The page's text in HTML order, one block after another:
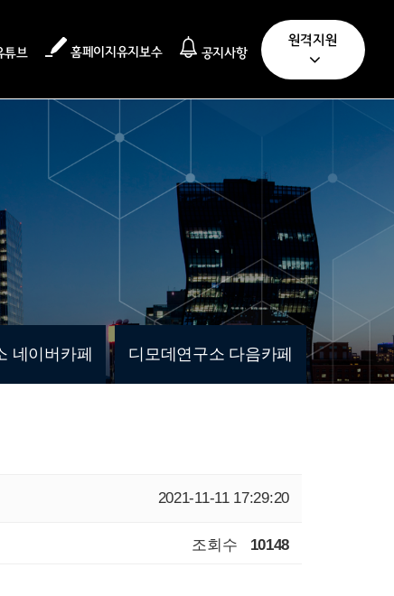
튜브 홈페이지유지보수 공지사항
원격지원
네이버카페 디모데연구소 다음카페
2021-11-11 17:29:20
조회수 10148